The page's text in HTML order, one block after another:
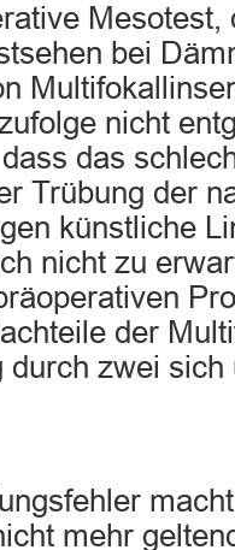
Mesotest,
bei
nicht
das
Trübung der
künstliche
nicht zu
der
durch zwei
mehr